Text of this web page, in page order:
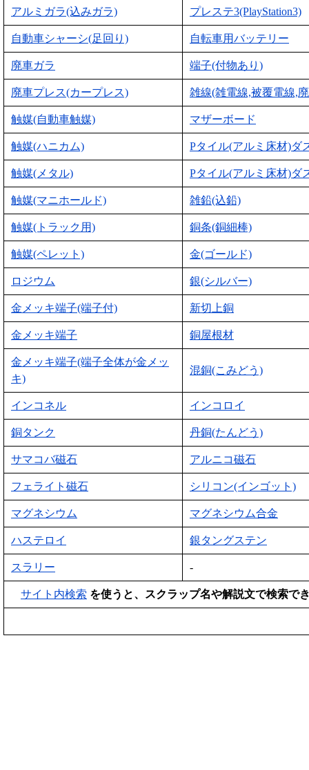
アルミガラ(込みガラ) プレステ3(PlayStation3)
自動車シャーシ(足回り) 自転車用バッテリー
廃車ガラ 端子(付物あり)
廃車プレス(カープレス) 雑線(雑電線,被覆電線,
触媒(自動車触媒) マザーボード
触媒(ハニカム) Pタイル(アルミ床材)ダ
触媒(メタル) Pタイル(アルミ床材)ダ
触媒(マニホールド) 雑鉛(込鉛)
触媒(トラック用) 銅条(銅細棒)
触媒(ペレット) 金(ゴールド)
ロジウム 銀(シルバー)
金メッキ端子(端子付) 新切上銅
金メッキ端子 銅屋根材
金メッキ端子(端子全体が金メッ
キ)
混銅(こみどう)
インコネル インコロイ
銅タンク 丹銅(たんどう)
サマコバ磁石 アルニコ磁石
フェライト磁石 シリコン(インゴット)
マグネシウム マグネシウム合金
ハステロイ 銀タングステン
スラリー -
サイト内検索 を使うと、スクラップ名や解説文で検索で